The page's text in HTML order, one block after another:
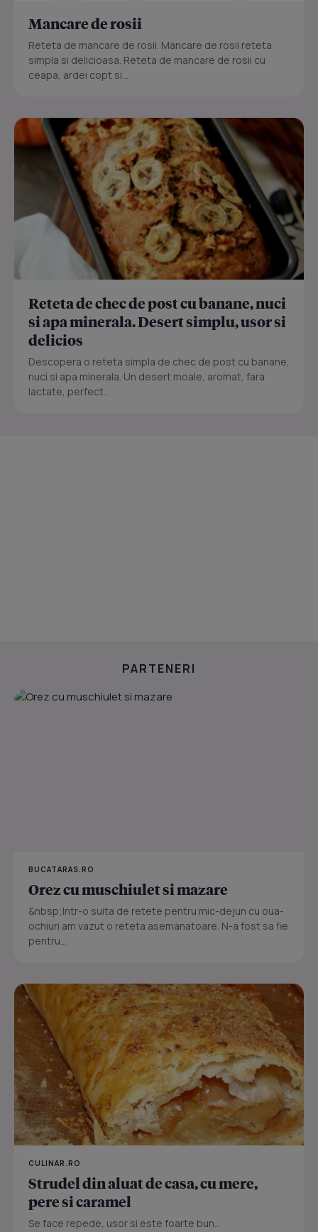
Mancare de rosii
Reteta de mancare de rosii. Mancare de rosii reteta
simpla si delicioasa. Reteta de mancare de rosii cu
ceapa, ardei copt si...
Reteta de chec de post cu banane, nuci
si apa minerala. Desert simplu, usor si
delicios
Descopera o reteta simpla de chec de post cu banane,
nuci si apa minerala. Un desert moale, aromat, fara
lactate, perfect...
PARTENERI
BUCATARAS.RO
Orez cu muschiulet si mazare
&nbsp;Intr-o suita de retete pentru mic-dejun cu oua-
ochiuri am vazut o reteta asemanatoare. N-a fost sa fie
pentru...
CULINAR.RO
Strudel din aluat de casa, cu mere,
pere si caramel
Se face repede, usor si este foarte bun...